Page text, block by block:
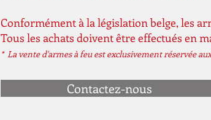
Conformément à la législation belge, les
Tous les achats doivent être effectués en
* La vente d'armes à feu est exclusivement réservée
Contactez-nous